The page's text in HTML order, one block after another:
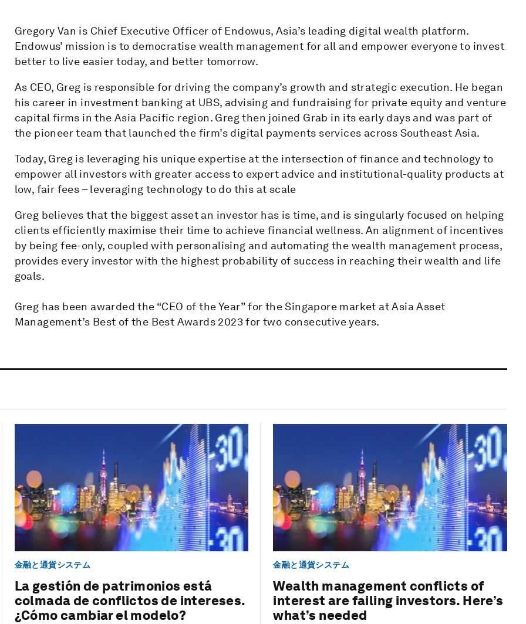
Gregory Van is Chief Executive Officer of Endowus, Asia’s leading digital wealth platform.
Endowus’ mission is to democratise wealth management for all and empower everyone to invest
better to live easier today, and better tomorrow.
As CEO, Greg is responsible for driving the company’s growth and strategic execution. He began
his career in investment banking at UBS, advising and fundraising for private equity and venture
capital firms in the Asia Pacific region. Greg then joined Grab in its early days and was part of
the pioneer team that launched the firm’s digital payments services across Southeast Asia.
Today, Greg is leveraging his unique expertise at the intersection of finance and technology to
empower all investors with greater access to expert advice and institutional-quality products at
low, fair fees – leveraging technology to do this at scale
Greg believes that the biggest asset an investor has is time, and is singularly focused on helping
clients efficiently maximise their time to achieve financial wellness. An alignment of incentives
by being fee-only, coupled with personalising and automating the wealth management process,
provides every investor with the highest probability of success in reaching their wealth and life
goals.
Greg has been awarded the “CEO of the Year” for the Singapore market at Asia Asset
Management’s Best of the Best Awards 2023 for two consecutive years.
金融と通貨システム
La gestión de patrimonios está
colmada de conflictos de intereses.
¿Cómo cambiar el modelo?
金融と通貨システム
Wealth management conflicts of
interest are failing investors. Here’s
what’s needed